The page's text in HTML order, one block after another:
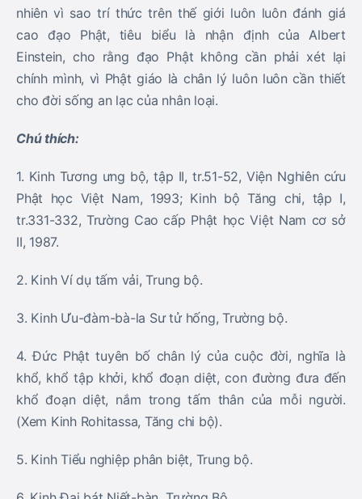
nhiên vì sao trí thức trên thế giới luôn luôn đánh giá
cao đạo Phật, tiêu biểu là nhận định của Albert
Einstein, cho rằng đạo Phật không cần phải xét lại
chính mình, vì Phật giáo là chân lý luôn luôn cần thiết
cho đời sống an lạc của nhân loại.
Chú thích:
1. Kinh Tương ưng bộ, tập II, tr.51-52, Viện Nghiên cứu
Phật học Việt Nam, 1993; Kinh bộ Tăng chi, tập I,
tr.331-332, Trường Cao cấp Phật học Việt Nam cơ sở
II, 1987.
2. Kinh Ví dụ tấm vải, Trung bộ.
3. Kinh Ưu-đàm-bà-la Sư tử hống, Trường bộ.
4. Đức Phật tuyên bố chân lý của cuộc đời, nghĩa là
khổ, khổ tập khởi, khổ đoạn diệt, con đường đưa đến
khổ đoạn diệt, nắm trong tấm thân của mỗi người.
(Xem Kinh Rohitassa, Tăng chi bộ).
5. Kinh Tiểu nghiệp phân biệt, Trung bộ.